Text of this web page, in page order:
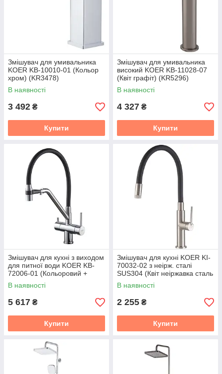
Змішувач для умивальника
KOER KB-10010-01 (Кольор
хром) (KR3478)
В наявності
3 492 ₴
Купити
Змішувач для умивальника
високий KOER KB-11028-07
(Квіт графіт) (KR5296)
В наявності
4 327 ₴
Купити
Змішувач для кухні з виходом
для питної води KOER KB-
72006-01 (Кольоровий +
силіконовий вилив чорний)
(KR3379)
В наявності
5 617 ₴
Купити
Змішувач для кухні KOER KI-
70032-02 з неірж. сталі
SUS304 (Квіт неіржавка сталь
+ силіконовий вилив чорний)
(KR5548)
В наявності
2 255 ₴
Купити